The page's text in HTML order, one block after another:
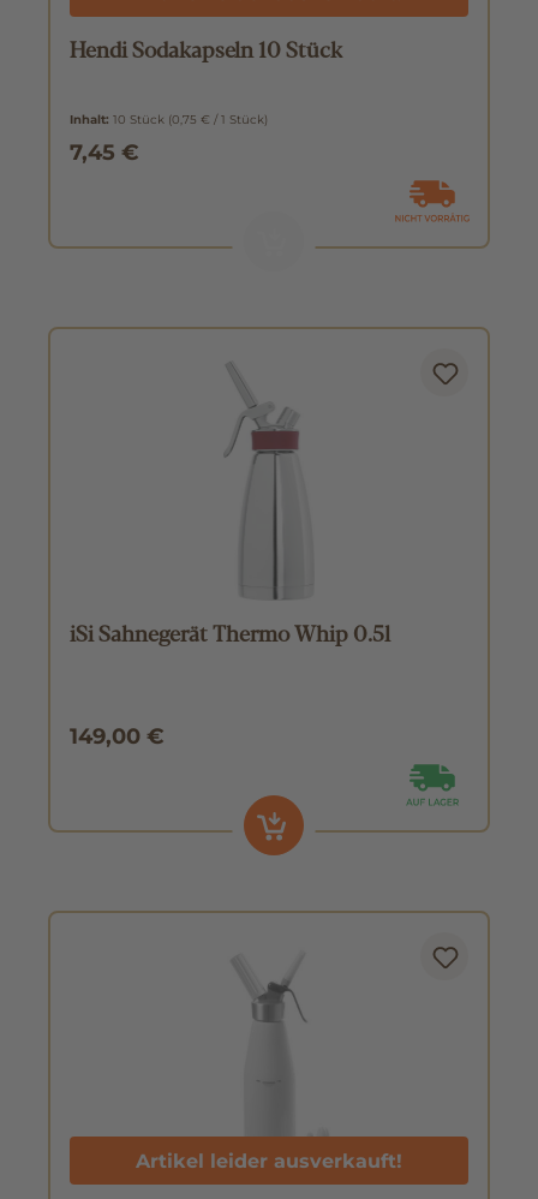
Hendi Sodakapseln 10 Stück
Inhalt: 10 Stück (0,75 € / 1 Stück)
7,45 €
iSi Sahnegerät Thermo Whip 0.5l
149,00 €
Artikel leider ausverkauft!